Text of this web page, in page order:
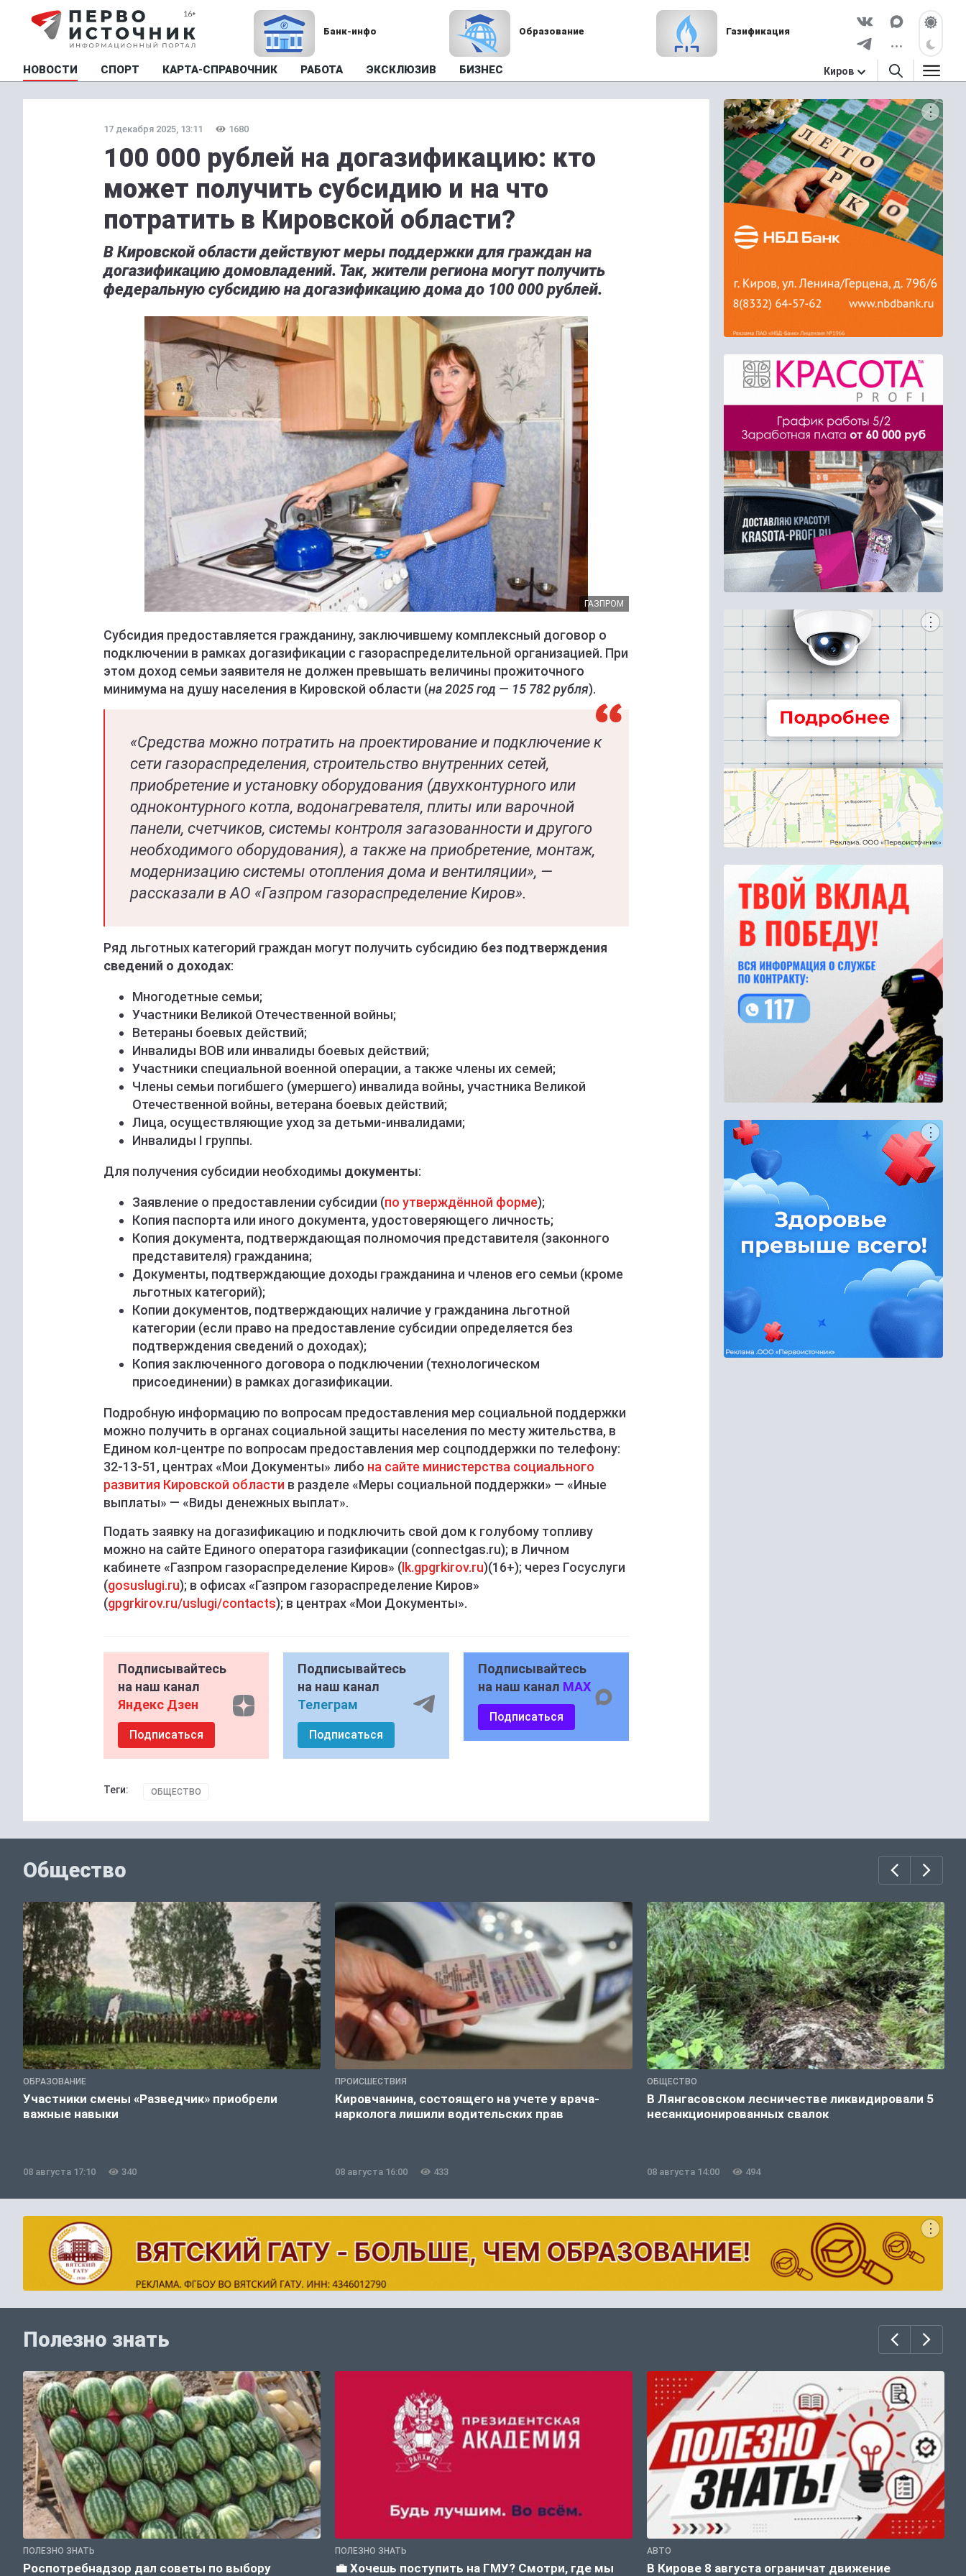
Банк-инфо Образование Газификация
НОВОСТИ СПОРТ КАРТА-СПРАВОЧНИК РАБОТА ЭКСКЛЮЗИВ БИЗНЕС Киров
17 декабря 2025, 13:11 1680
100 000 рублей на догазификацию: кто
может получить субсидию и на что
потратить в Кировской области?
В Кировской области действуют меры поддержки для граждан на
догазификацию домовладений. Так, жители региона могут получить
федеральную субсидию на догазификацию дома до 100 000 рублей.
ГАЗПРОМ
Субсидия предоставляется гражданину, заключившему комплексный договор о
подключении в рамках догазификации с газораспределительной организацией. При
этом доход семьи заявителя не должен превышать величины прожиточного
минимума на душу населения в Кировской области (на 2025 год — 15 782 рубля).
«Средства можно потратить на проектирование и подключение к
сети газораспределения, строительство внутренних сетей,
приобретение и установку оборудования (двухконтурного или
одноконтурного котла, водонагревателя, плиты или варочной
панели, счетчиков, системы контроля загазованности и другого
необходимого оборудования), а также на приобретение, монтаж,
модернизацию системы отопления дома и вентиляции», —
рассказали в АО «Газпром газораспределение Киров».
Ряд льготных категорий граждан могут получить субсидию без подтверждения
сведений о доходах:
Многодетные семьи;
Участники Великой Отечественной войны;
Ветераны боевых действий;
Инвалиды ВОВ или инвалиды боевых действий;
Участники специальной военной операции, а также члены их семей;
Члены семьи погибшего (умершего) инвалида войны, участника Великой
Отечественной войны, ветерана боевых действий;
Лица, осуществляющие уход за детьми-инвалидами;
Инвалиды I группы.
Для получения субсидии необходимы документы:
Заявление о предоставлении субсидии (по утверждённой форме);
Копия паспорта или иного документа, удостоверяющего личность;
Копия документа, подтверждающая полномочия представителя (законного
представителя) гражданина;
Документы, подтверждающие доходы гражданина и членов его семьи (кроме
льготных категорий);
Копии документов, подтверждающих наличие у гражданина льготной
категории (если право на предоставление субсидии определяется без
подтверждения сведений о доходах);
Копия заключенного договора о подключении (технологическом
присоединении) в рамках догазификации.
Подробную информацию по вопросам предоставления мер социальной поддержки
можно получить в органах социальной защиты населения по месту жительства, в
Едином кол-центре по вопросам предоставления мер соцподдержки по телефону:
32-13-51, центрах «Мои Документы» либо на сайте министерства социального
развития Кировской области в разделе «Меры социальной поддержки» — «Иные
выплаты» — «Виды денежных выплат».
Подать заявку на догазификацию и подключить свой дом к голубому топливу
можно на сайте Единого оператора газификации (connectgas.ru); в Личном
кабинете «Газпром газораспределение Киров» ( lk.gpgrkirov.ru)(16+); через Госуслуги
(gosuslugi.ru); в офисах «Газпром газораспределение Киров»
(gpgrkirov.ru/uslugi/contacts); в центрах «Мои Документы».
Подписывайтесь
на наш канал
Яндекс Дзен
Подписаться
Подписывайтесь
на наш канал
Телеграм
Подписаться
Подписывайтесь
на наш канал MAX
Подписаться
Теги: ОБЩЕСТВО
Общество
ОБРАЗОВАНИЕ
Участники смены «Разведчик» приобрели
важные навыки
08 августа 17:10 340
ПРОИСШЕСТВИЯ
Кировчанина, состоящего на учете у врача-
нарколога лишили водительских прав
08 августа 16:00 433
ОБЩЕСТВО
В Лянгасовском лесничестве ликвидировали 5
несанкционированных свалок
08 августа 14:00 494
Полезно знать
ПОЛЕЗНО ЗНАТЬ
Роспотребнадзор дал советы по выбору
ПОЛЕЗНО ЗНАТЬ
💼 Хочешь поступить на ГМУ? Смотри, где мы
АВТО
В Кирове 8 августа ограничат движение